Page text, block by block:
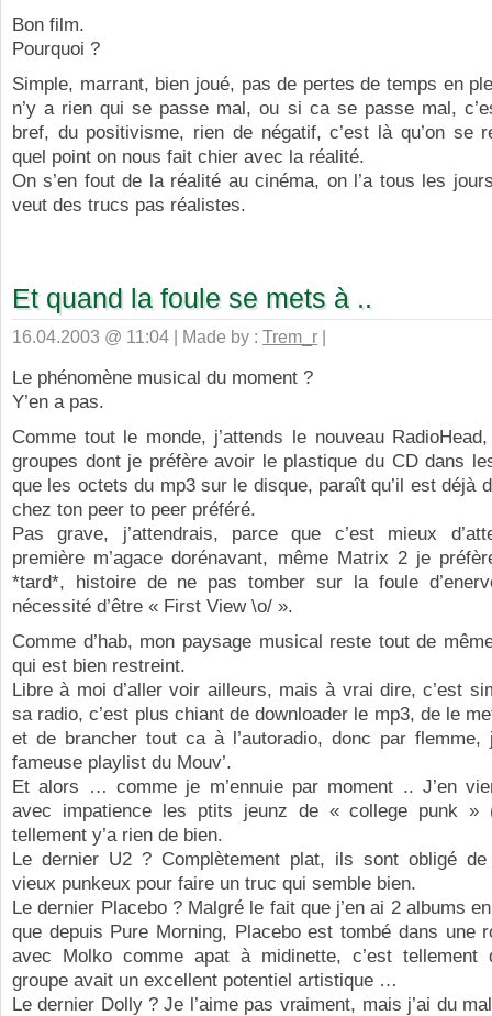
Bon film.
Pourquoi ?
Simple, marrant, bien joué, pas de pertes de temps en
n’y a rien qui se passe mal, ou si ca se passe mal,
bref, du positivisme, rien de négatif, c’est là qu’on se
quel point on nous fait chier avec la réalité.
On s’en fout de la réalité au cinéma, on l’a tous les
veut des trucs pas réalistes.
Et quand la foule se mets à ..
16.04.2003 @ 11:04 | Made by : Trem_r |
Le phénomène musical du moment ?
Y’en a pas.
Comme tout le monde, j’attends le nouveau
groupes dont je préfère avoir le plastique du CD dans
que les octets du mp3 sur le disque, paraît qu’il est déjà
chez ton peer to peer préféré.
Pas grave, j’attendrais, parce que c’est mieux
première m’agace dorénavant, même Matrix 2 je
*tard*, histoire de ne pas tomber sur la foule
nécessité d’être « First View \o/ ».
Comme d’hab, mon paysage musical reste tout de
qui est bien restreint.
Libre à moi d’aller voir ailleurs, mais à vrai dire, c’est
sa radio, c’est plus chiant de downloader le mp3, de le
et de brancher tout ca à l’autoradio, donc par
fameuse playlist du Mouv’.
Et alors … comme je m’ennuie par moment .. J’en
avec impatience les ptits jeunz de « college punk
tellement y’a rien de bien.
Le dernier U2 ? Complètement plat, ils sont obligé de
vieux punkeux pour faire un truc qui semble bien.
Le dernier Placebo ? Malgré le fait que j’en ai 2 albums
que depuis Pure Morning, Placebo est tombé dans une
avec Molko comme apat à midinette, c’est tellement
groupe avait un excellent potentiel artistique …
Le dernier Dolly ? Je l’aime pas vraiment, mais j’ai du